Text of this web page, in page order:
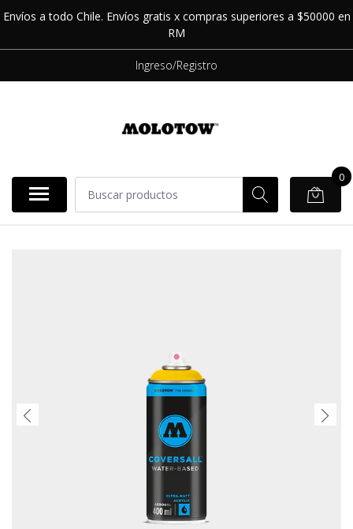
Envíos a todo Chile. Envíos gratis x compras superiores a $50000 en
RM
Ingreso/Registro
0